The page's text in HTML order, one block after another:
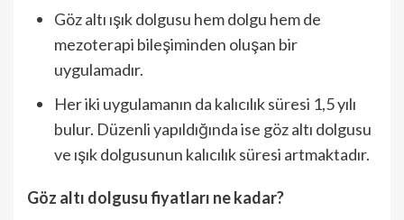
Göz altı ışık dolgusu hem dolgu hem de
mezoterapi bileşiminden oluşan bir
uygulamadır.
Her iki uygulamanın da kalıcılık süresi 1,5 yılı
bulur. Düzenli yapıldığında ise göz altı dolgusu
ve ışık dolgusunun kalıcılık süresi artmaktadır.
Göz altı dolgusu fiyatları ne kadar?